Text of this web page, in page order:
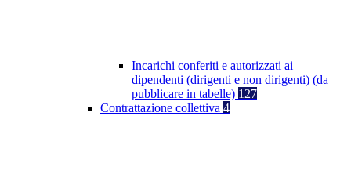
Incarichi conferiti e autorizzati ai
dipendenti (dirigenti e non dirigenti) (da
pubblicare in tabelle) 127
Contrattazione collettiva 4